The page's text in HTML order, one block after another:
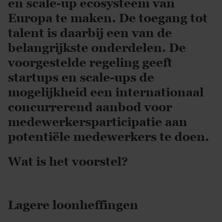
en scale-up ecosysteem van
Europa te maken. De toegang tot
talent is daarbij een van de
belangrijkste onderdelen. De
voorgestelde regeling geeft
startups en scale-ups de
mogelijkheid een internationaal
concurrerend aanbod voor
medewerkersparticipatie aan
potentiële medewerkers te doen.
Wat is het voorstel?
Lagere loonheffingen